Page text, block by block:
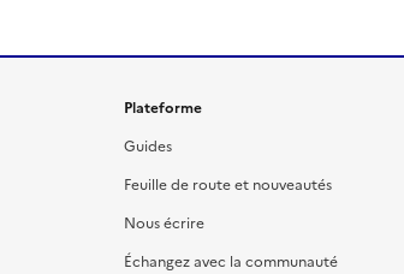
Plateforme
Guides
Feuille de route et nouveautés
Nous écrire
Échangez avec la communauté